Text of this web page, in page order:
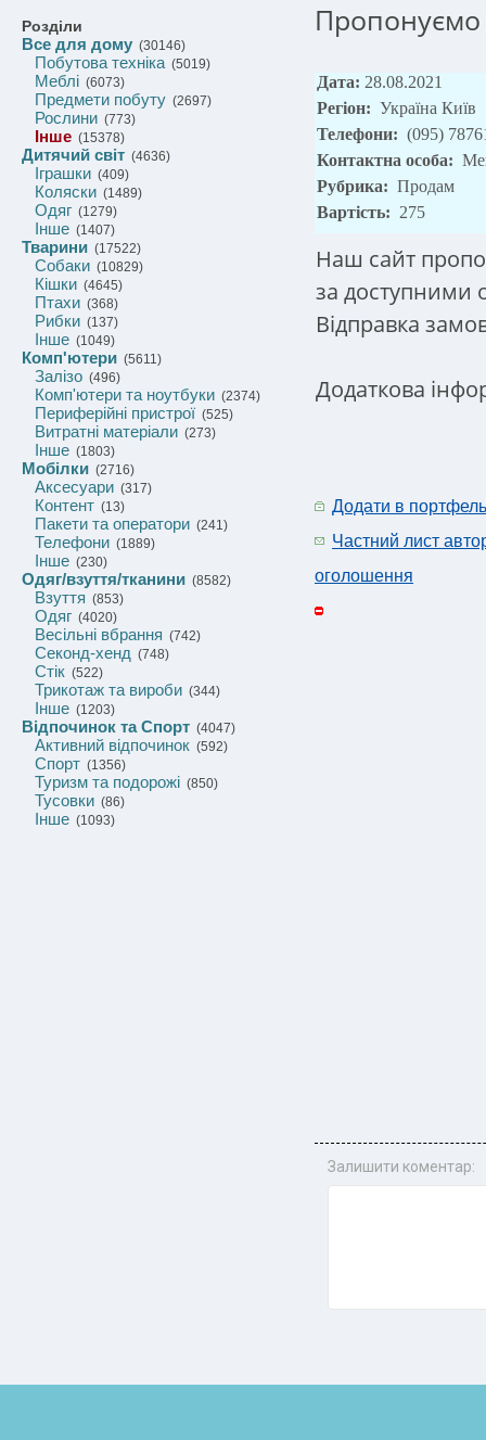
Розділи
Все для дому (30146)
Побутова техніка(5019)
Меблі (6073)
Предмети побуту (2697)
Рослини (773)
Інше (15378)
Дитячий світ (4636)
Іграшки (409)
Коляски (1489)
Одяг (1279)
Інше (1407)
Тварини (17522)
Собаки (10829)
Кішки (4645)
Птахи (368)
Рибки (137)
Інше (1049)
Комп'ютери (5611)
Залізо (496)
Комп'ютери та ноутбуки (2374)
Периферійні пристрої (525)
Витратні матеріали (273)
Інше (1803)
Мобілки (2716)
Аксесуари (317)
Контент (13)
Пакети та оператори (241)
Телефони (1889)
Інше (230)
Одяг/взуття/тканини (8582)
Взуття (853)
Одяг (4020)
Весільні вбрання (742)
Секонд-хенд (748)
Стік (522)
Трикотаж та вироби (344)
Інше (1203)
Відпочинок та Спорт (4047)
Активний відпочинок (592)
Спорт (1356)
Туризм та подорожі (850)
Тусовки (86)
Інше (1093)
Пропонуємо
Дата: 28.08.2021
Регіон: Україна Київ
Телефони: (095)
Контактна особа:
Рубрика: Продам
Вартість: 275
Наш сайт
за доступними
Відправка
Додаткова
Додати в портфель
Частний лист
оголошення
Залишити коментар: